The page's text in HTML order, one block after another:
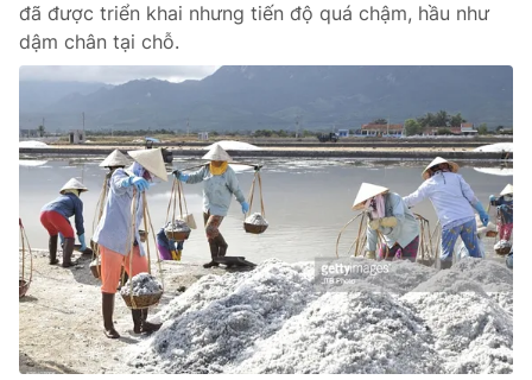
VTV9 VTV8
Liên hệ tòa soạn
THỜI BÁO VTV
Theo dõi báo trên
đã được triển khai nhưng tiến độ quá chậm, hầu như
dậm chân tại chỗ.